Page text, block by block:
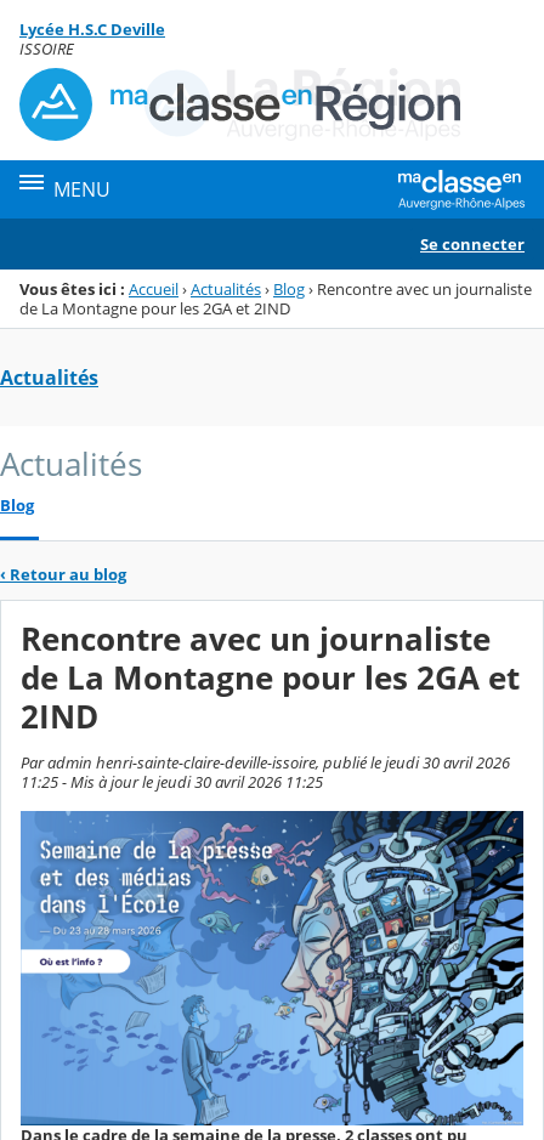
Menu de la rubrique
Contenu
Lycée H.S.C Deville
ISSOIRE
MENU
Se connecter
Vous êtes ici : Accueil›Actualités› Blog› Rencontre avec un journaliste
de La Montagne pour les 2GA et 2IND
Actualités
Actualités
Blog
‹ Retour au blog
Rencontre avec un journaliste
de La Montagne pour les 2GA et
2IND
Par admin henri-sainte-claire-deville-issoire, publié le jeudi 30 avril 2026
11:25 - Mis à jour le jeudi 30 avril 2026 11:25
Dans le cadre de la semaine de la presse, 2 classes ont pu